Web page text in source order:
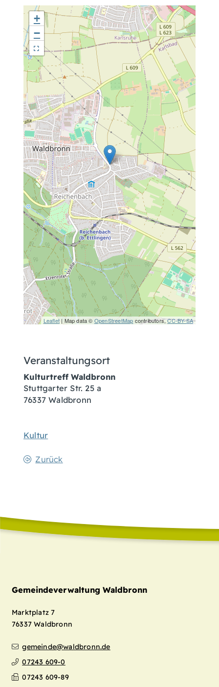
+
−
Leaflet| Map data © OpenStreetMap contributors,CC-BY-SA
Veranstaltungsort
Kulturtreff Waldbronn
Stuttgarter Str. 25 a
76337 Waldbronn
Kultur
Zurück
Gemeindeverwaltung Waldbronn
Marktplatz 7
76337 Waldbronn
gemeinde@waldbronn.de
07243 609-0
07243 609-89